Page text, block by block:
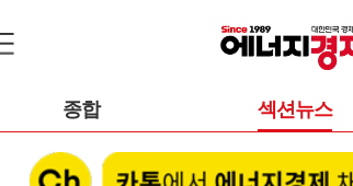
종합 섹션뉴스